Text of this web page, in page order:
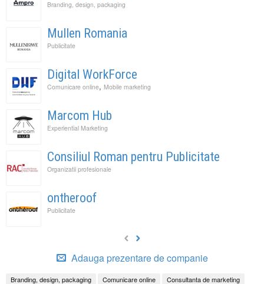
Branding, design, packaging
Mullen Romania
Publicitate
Digital WorkForce
Comunicare online, Mobile marketing
Marcom Hub
Experiential Marketing
Consiliul Roman pentru Publicitate
Organizatii profesionale
ontheroof
Publicitate
Adauga prezentare de companie
Branding, design, packaging Comunicare online Consultanta de marketing